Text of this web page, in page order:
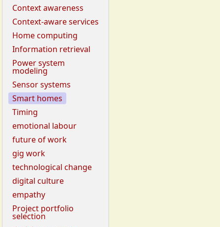
Context awareness
Context-aware services
Home computing
Information retrieval
Power system
modeling
Sensor systems
Smart homes
Timing
emotional labour
future of work
gig work
technological change
digital culture
empathy
Project portfolio
selection